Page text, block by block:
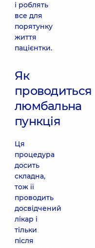
і роблять
все для
порятунку
життя
пацієнтки.
Як
проводиться
люмбальна
пункція
Ця
процедура
досить
складна,
тож її
проводить
досвідчений
лікар і
тільки
після